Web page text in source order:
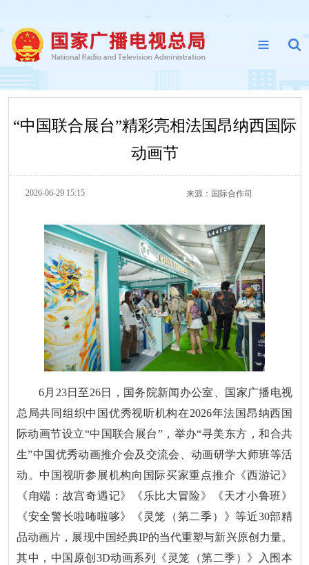
“中国联合展台”精彩亮相法国昂纳西国际
动画节
2026-06-29 15:15 来源： 国际合作司
6月23日至26日，国务院新闻办公室、国家广播电视
总局共同组织中国优秀视听机构在2026年法国昂纳西国
际动画节设立“中国联合展台”，举办“寻美东方，和合共
生”中国优秀动画推介会及交流会、动画研学大师班等活
动。中国视听参展机构向国际买家重点推介《西游记》
《甪端：故宫奇遇记》《乐比大冒险》《天才小鲁班》
《安全警长啦咘啦哆》《灵笼（第二季）》等近30部精
品动画片，展现中国经典IP的当代重塑与新兴原创力量。
其中，中国原创3D动画系列《灵笼（第二季）》入围本